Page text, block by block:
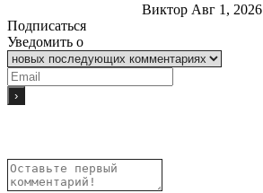
Виктор Авг 1, 2026
Подписаться
Уведомить о